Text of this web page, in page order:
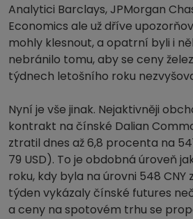
Analytici Barclays, JPMorgan
Economics ale už dříve
mohly klesnout, a opatrní byli i
nebránilo tomu, aby se ceny
týdnech letošního roku
Nyní je vše jinak. Nejaktivněji
kontrakt na čínské Dalian
ztratil dnes až 6,8 procenta na
79 USD). To je obdobná úroveň
roku, kdy byla na úrovni 548 CNY
týden vykázaly čínské futures
a ceny na spotovém trhu se